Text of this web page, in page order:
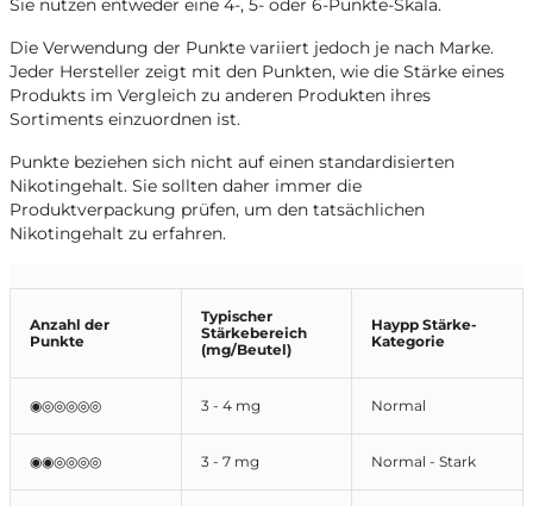
Sie nutzen entweder eine 4-, 5- oder 6-Punkte-Skala.
Die Verwendung der Punkte variiert jedoch je nach Marke.
Jeder Hersteller zeigt mit den Punkten, wie die Stärke eines
Produkts im Vergleich zu anderen Produkten ihres
Sortiments einzuordnen ist.
Punkte beziehen sich nicht auf einen standardisierten
Nikotingehalt. Sie sollten daher immer die
Produktverpackung prüfen, um den tatsächlichen
Nikotingehalt zu erfahren.
Anzahl der
Punkte
Typischer
Stärkebereich
(mg/Beutel)
Haypp Stärke-
Kategorie
◉◎◎◎◎◎ 3 - 4 mg Normal
◉◉◎◎◎◎ 3 - 7 mg Normal - Stark